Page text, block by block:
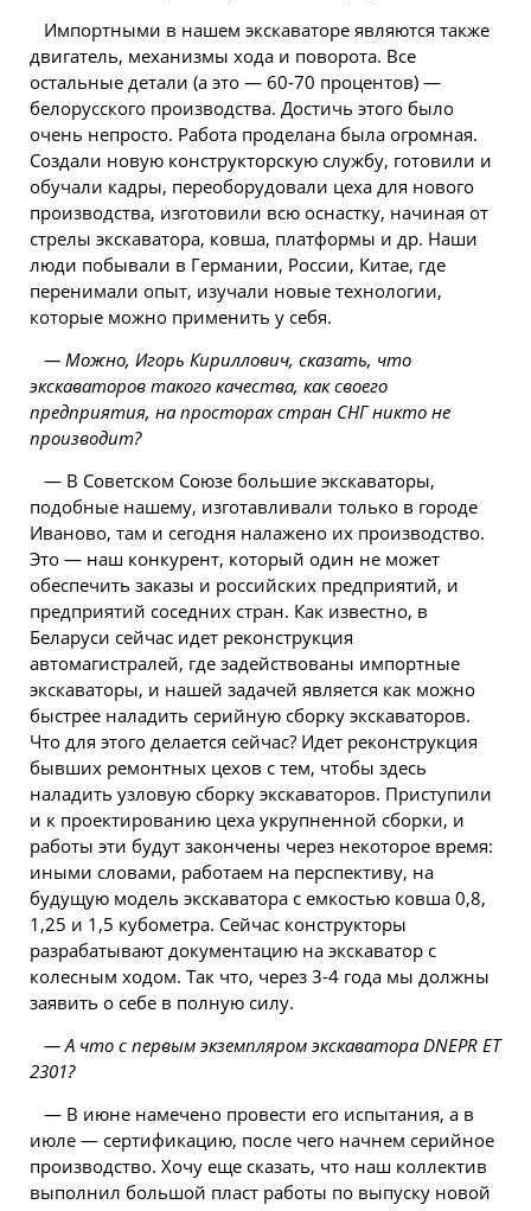
Импортными в нашем экскаваторе являются также
двигатель, механизмы хода и поворота. Все
остальные детали (а это — 60-70 процентов) —
белорусского производства. Достичь этого было
очень непросто. Работа проделана была огромная.
Создали новую конструкторскую службу, готовили и
обучали кадры, переоборудовали цеха для нового
производства, изготовили всю оснастку, начиная от
стрелы экскаватора, ковша, платформы и др. Наши
люди побывали в Германии, России, Китае, где
перенимали опыт, изучали новые технологии,
которые можно применить у себя.
— Можно, Игорь Кириллович, сказать, что
экскаваторов такого качества, как своего
предприятия, на просторах стран СНГ никто не
производит?
— В Советском Союзе большие экскаваторы,
подобные нашему, изготавливали только в городе
Иваново, там и сегодня налажено их производство.
Это — наш конкурент, который один не может
обеспечить заказы и российских предприятий, и
предприятий соседних стран. Как известно, в
Беларуси сейчас идет реконструкция
автомагистралей, где задействованы импортные
экскаваторы, и нашей задачей является как можно
быстрее наладить серийную сборку экскаваторов.
Что для этого делается сейчас? Идет реконструкция
бывших ремонтных цехов с тем, чтобы здесь
наладить узловую сборку экскаваторов. Приступили
и к проектированию цеха укрупненной сборки, и
работы эти будут закончены через некоторое время:
иными словами, работаем на перспективу, на
будущую модель экскаватора с емкостью ковша 0,8,
1,25 и 1,5 кубометра. Сейчас конструкторы
разрабатывают документацию на экскаватор с
колесным ходом. Так что, через 3-4 года мы должны
заявить о себе в полную силу.
— А что с первым экземпляром экскаватора DNEPR ЕТ
2301?
— В июне намечено провести его испытания, а в
июле — сертификацию, после чего начнем серийное
производство. Хочу еще сказать, что наш коллектив
выполнил большой пласт работы по выпуску новой